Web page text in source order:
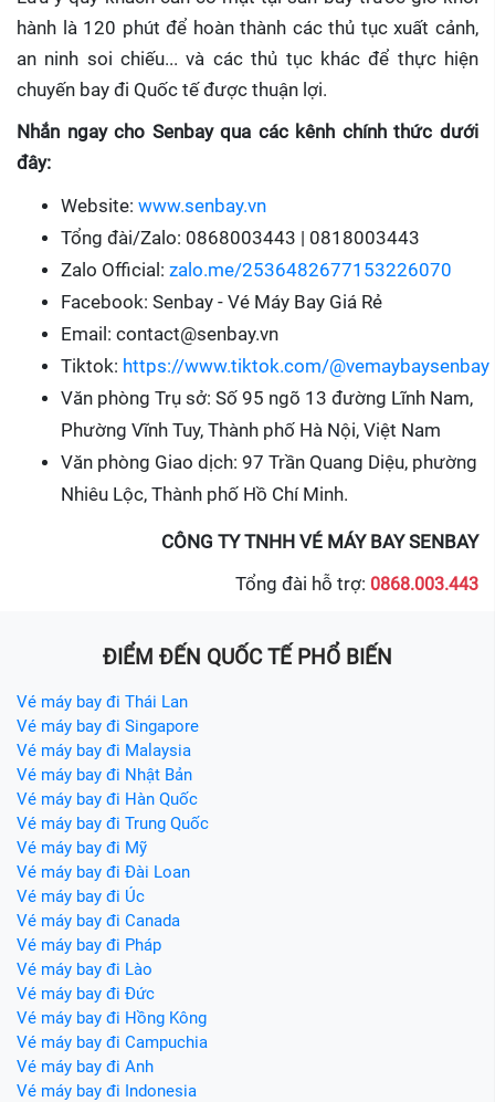
hành là 120 phút để hoàn thành các thủ tục xuất cảnh,
an ninh soi chiếu... và các thủ tục khác để thực hiện
chuyến bay đi Quốc tế được thuận lợi.
Nhắn ngay cho Senbay qua các kênh chính thức dưới
đây:
Website: www.senbay.vn
Tổng đài/Zalo: 0868003443 | 0818003443
Zalo Official: zalo.me/2536482677153226070
Facebook: Senbay - Vé Máy Bay Giá Rẻ
Email: contact@senbay.vn
Tiktok: https://www.tiktok.com/@vemaybaysenbay
Văn phòng Trụ sở: Số 95 ngõ 13 đường Lĩnh Nam,
Phường Vĩnh Tuy, Thành phố Hà Nội, Việt Nam
Văn phòng Giao dịch: 97 Trần Quang Diệu, phường
Nhiêu Lộc, Thành phố Hồ Chí Minh.
CÔNG TY TNHH VÉ MÁY BAY SENBAY
Tổng đài hỗ trợ: 0868.003.443
ĐIỂM ĐẾN QUỐC TẾ PHỔ BIẾN
Vé máy bay đi Thái Lan
Vé máy bay đi Singapore
Vé máy bay đi Malaysia
Vé máy bay đi Nhật Bản
Vé máy bay đi Hàn Quốc
Vé máy bay đi Trung Quốc
Vé máy bay đi Mỹ
Vé máy bay đi Đài Loan
Vé máy bay đi Úc
Vé máy bay đi Canada
Vé máy bay đi Pháp
Vé máy bay đi Lào
Vé máy bay đi Đức
Vé máy bay đi Hồng Kông
Vé máy bay đi Campuchia
Vé máy bay đi Anh
Vé máy bay đi Indonesia